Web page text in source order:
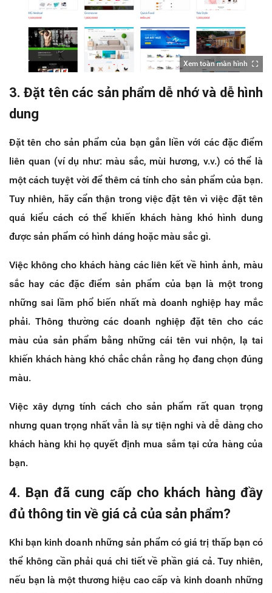
Xem toàn màn hình
3. Đặt tên các sản phẩm dễ nhớ và dễ hình
dung
Đặt tên cho sản phẩm của bạn gắn liền với các đặc điểm
liên quan (ví dụ như: màu sắc, mùi hương, v.v.) có thể là
một cách tuyệt vời để thêm cá tính cho sản phẩm của bạn.
Tuy nhiên, hãy cẩn thận trong việc đặt tên vì việc đặt tên
quá kiểu cách có thể khiến khách hàng khó hình dung
được sản phẩm có hình dáng hoặc màu sắc gì.
Việc không cho khách hàng các liên kết về hình ảnh, màu
sắc hay các đặc điểm sản phẩm của bạn là một trong
những sai lầm phổ biến nhất mà doanh nghiệp hay mắc
phải. Thông thường các doanh nghiệp đặt tên cho các
màu của sản phẩm bằng những cái tên vui nhộn, lạ tai
khiến khách hàng khó chắc chắn rằng họ đang chọn đúng
màu.
Việc xây dựng tính cách cho sản phẩm rất quan trọng
nhưng quan trọng nhất vẫn là sự tiện nghi và dễ dàng cho
khách hàng khi họ quyết định mua sắm tại cửa hàng của
bạn.
4. Bạn đã cung cấp cho khách hàng đầy
đủ thông tin về giá cả của sản phẩm?
Khi bạn kinh doanh những sản phẩm có giá trị thấp bạn có
thể không cần phải quá chi tiết về phần giá cả. Tuy nhiên,
nếu bạn là một thương hiệu cao cấp và kinh doanh những